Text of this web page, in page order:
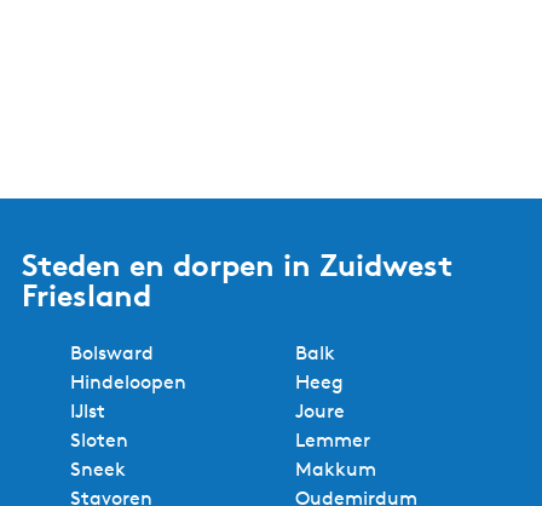
Steden en dorpen in Zuidwest
Friesland
Bolsward
Balk
Hindeloopen
Heeg
IJlst
Joure
Sloten
Lemmer
Sneek
Makkum
Stavoren
Oudemirdum